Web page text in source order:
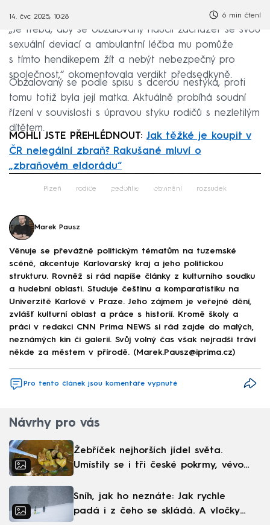
14. čvc 2025, 10:28 6 min čtení
„Je třeba, aby se obžalovaný naučil zacházet se svou
sexuální deviací a ambulantní léčba mu pomůže
s tímto hendikepem žít a nebýt nebezpečný pro
společnost,“ okomentovala verdikt předsedkyně.
Obžalovaný se podle spisu s dcerou nestýká, proti
tomu totiž byla její matka. Aktuálně probíhá soudní
řízení v souvislosti s úpravou styku rodičů s nezletilým
dítětem.
MOHLI JSTE PŘEHLÉDNOUT: Jak těžké je koupit v
ČR nelegální zbraň? Rakušané mluví o
„zbraňovém eldorádu“
Failed to fetch
Plzeň rodiče pedofilie obvinění rozsudek
Marek Pausz
Věnuje se převážně politickým tématům na tuzemské
scéně, akcentuje Karlovarský kraj a jeho politickou
strukturu. Rovněž si rád napíše články z kulturního soudku
a hudební oblasti. Studuje češtinu a komparatistiku na
Univerzitě Karlově v Praze. Jeho zájmem je veřejné dění,
zvlášť kulturní oblast a práce s historií. Kromě školy a
práci v redakci CNN Prima NEWS si rád zajde do malých,
neznámých kin či galerií. Svůj volný čas však nejradši tráví
někde za městem v přírodě. (Marek.Pausz@iprima.cz)
Pro tento článek jsou komentáře vypnuté
Návrhy pro vás
Žebříček nejhorších jídel světa.
Umístily se i tři české pokrmy, vévodí
Sníh, jak ho neznáte: Jak rychle
padá i z čeho se skládá. A vločky